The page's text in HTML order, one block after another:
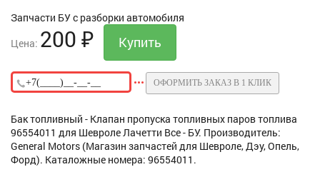
Запчасти БУ с разборки автомобиля
Цена: 200 ₽
ОФОРМИТЬ ЗАКАЗ В 1 КЛИК
Бак топливный - Клапан пропуска топливных паров топлива
96554011 для Шевроле Лачетти Все - БУ. Производитель:
General Motors (Магазин запчастей для Шевроле, Дэу, Опель,
Форд). Каталожные номера: 96554011.